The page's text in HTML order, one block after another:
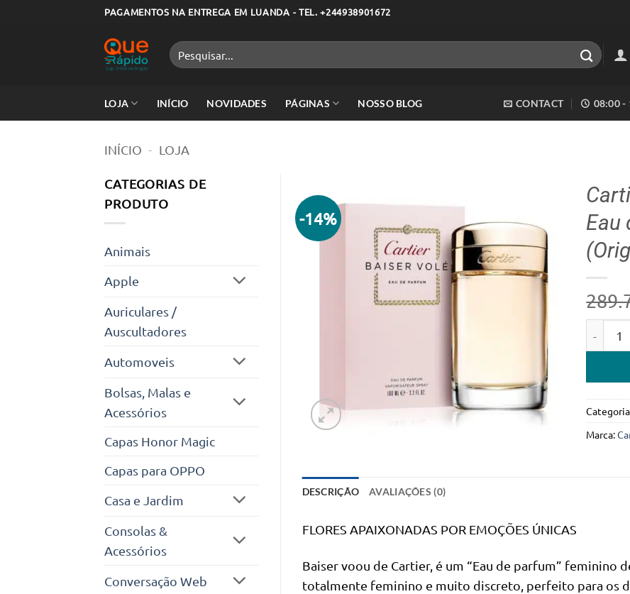
PAGAMENTOS NA ENTREGA EM LUANDA - TEL. +244938901672
Pesquisar
por:
LOJA INÍCIO NOVIDADES PÁGINAS NOSSO BLOG CONTACT 08:00 -
INÍCIO - LOJA
CATEGORIAS DE
PRODUTO
Animais
Apple
Auriculares /
Auscultadores
Automoveis
Bolsas, Malas e
Acessórios
Capas Honor Magic
Capas para OPPO
Casa e Jardim
Consolas &
Acessórios
Conversação Web
-14%
Adicionar
aos meus
desejos
Eau
Marca:
DESCRIÇÃO AVALIAÇÕES (0)
FLORES APAIXONADAS POR EMOÇÕES ÚNICAS
Baiser voou de Cartier, é um “Eau de parfum” feminino
totalmente feminino e muito discreto, perfeito para os